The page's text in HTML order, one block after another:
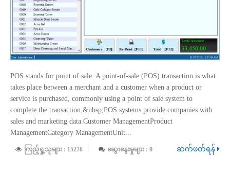
POS stands for point of sale. A point-of-sale (POS) transaction is what
takes place between a merchant and a customer when a product or
service is purchased, commonly using a point of sale system to
complete the transaction.&nbsp;POS systems provide companies with
sales and marketing data.Customer ManagementProduct
ManagementCategory ManagementUnit...
ကြည့်ရှု့သူများ : 15278 ဆွေးနွေးမှုများ : 0 ဆက်ဖတ်ရန်